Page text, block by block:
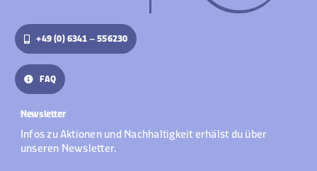
+49 (0) 6341 – 556230
FAQ
Newsletter
Infos zu Aktionen und Nachhaltigkeit erhälst du über
unseren Newsletter.